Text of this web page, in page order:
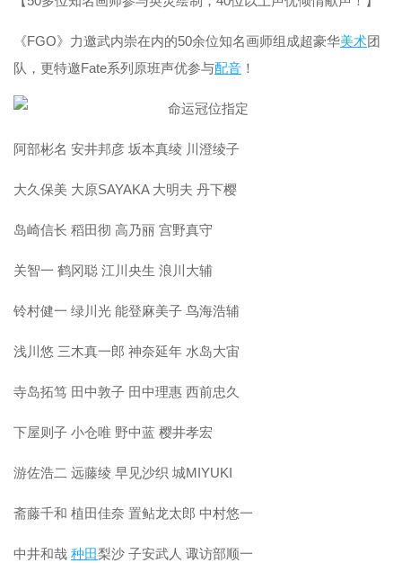
《FGO》力邀武内崇在内的50余位知名画师组成超豪华美术团
队，更特邀Fate系列原班声优参与配音 ！
阿部彬名 安井邦彦 坂本真绫 川澄绫子
大久保美 大原SAYAKA 大明夫 丹下樱
岛崎信长 稻田彻 高乃丽 宫野真守
关智一 鹤冈聪 江川央生 浪川大辅
铃村健一 绿川光 能登麻美子 鸟海浩辅
浅川悠 三木真一郎 神奈延年 水岛大宙
寺岛拓笃 田中敦子 田中理惠 西前忠久
下屋则子 小仓唯 野中蓝 樱井孝宏
游佐浩二 远藤绫 早见沙织 城MIYUKI
斋藤千和 植田佳奈 置鲇龙太郎 中村悠一
中井和哉 种田梨沙 子安武人 诹访部顺一